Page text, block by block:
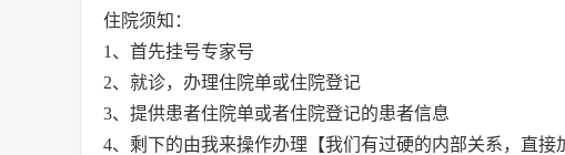
住院须知：
1、首先挂号专家号
2、就诊，办理住院单或住院登记
3、提供患者住院单或者住院登记的患者信息
4、剩下的由我来操作办理【我们有过硬的内部关系，直接